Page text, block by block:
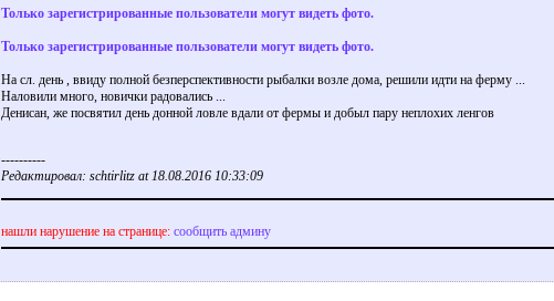
Только зарегистрированные пользователи могут видеть фото.
Только зарегистрированные пользователи могут видеть фото.
На сл. день , ввиду полной безперспективности рыбалки возле дома, решили идти на ферму ...
Наловили много, новички радовались ...
Денисан, же посвятил день донной ловле вдали от фермы и добыл пару неплохих ленгов
----------
Редактировал: schtirlitz at 18.08.2016 10:33:09
нашли нарушение на странице: сообщить админу